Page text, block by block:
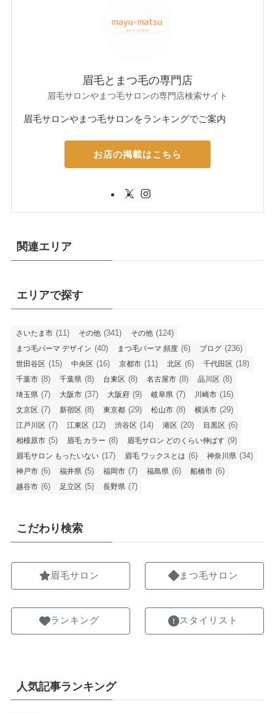
眉毛とまつ毛の専門店
眉毛サロンやまつ毛サロンの専門店検索サイト
眉毛サロンやまつ毛サロンをランキングでご案内
お店の掲載はこちら
関連エリア
エリアで探す
さいたま市 (11) その他 (341) その他 (124)
まつ毛パーマ デザイン (40) まつ毛パーマ 頻度 (6) ブログ (236)
世田谷区 (15) 中央区 (16) 京都市 (11) 北区 (6) 千代田区 (18)
千葉市 (8) 千葉県 (8) 台東区 (8) 名古屋市 (8) 品川区 (8)
埼玉県 (7) 大阪市 (37) 大阪府 (9) 岐阜県 (7) 川崎市 (16)
文京区 (7) 新宿区 (8) 東京都 (29) 松山市 (8) 横浜市 (29)
江戸川区 (7) 江東区 (12) 渋谷区 (14) 港区 (20) 目黒区 (6)
相模原市 (5) 眉毛 カラー (8) 眉毛サロン どのくらい伸ばす (9)
眉毛サロン もったいない (17) 眉毛 ワックスとは (6) 神奈川県 (34)
神戸市 (6) 福井県 (5) 福岡市 (7) 福島県 (6) 船橋市 (6)
越谷市 (6) 足立区 (5) 長野県 (7)
こだわり検索
眉毛サロン
ランキング
まつ毛サロン
スタイリスト
人気記事ランキング